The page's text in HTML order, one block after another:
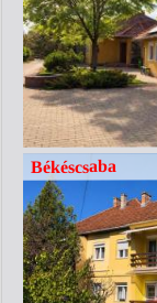
Békéscsaba